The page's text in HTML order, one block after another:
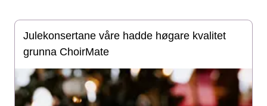
Julekonsertane våre hadde høgare kvalitet
grunna ChoirMate